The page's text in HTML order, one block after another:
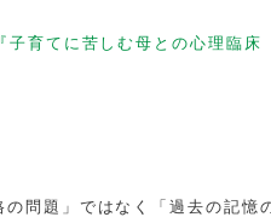
『子育てに苦しむ母との心理臨
の問題」ではなく「過去の記